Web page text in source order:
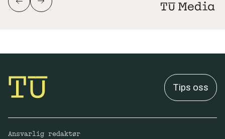
Tips oss
Ansvarlig redaktør